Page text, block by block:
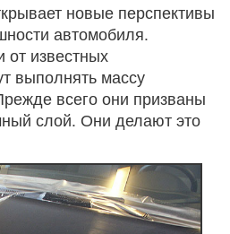
новые перспективы
автомобиля.
известных
выполнять массу
всего они призваны
слой. Они делают это